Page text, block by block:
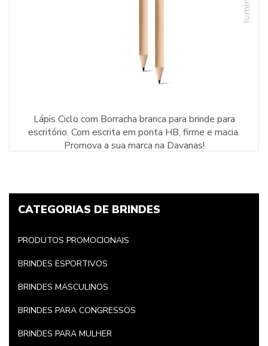
Lápis Ciclo com Borracha branca para brinde para
escritório. Com escrita em ponta HB, firme e macia.
Promova a sua marca na Davanas!
CATEGORIAS DE BRINDES
PRODUTOS PROMOCIONAIS
BRINDES ESPORTIVOS
BRINDES MASCULINOS
BRINDES PARA CONGRESSOS
BRINDES PARA MULHER